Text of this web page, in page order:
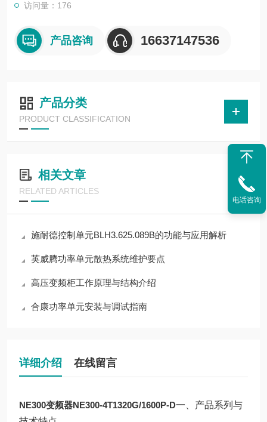
访问量：176
产品咨询 16637147536
产品分类
PRODUCT CLASSIFICATION
相关文章
RELATED ARTICLES
施耐德控制单元BLH3.625.089B的功能与应用解析
英威腾功率单元散热系统维护要点
高压变频柜工作原理与结构介绍
合康功率单元安装与调试指南
详细介绍 在线留言
NE300变频器NE300-4T1320G/1600P-D一、产品系列与
电话咨询